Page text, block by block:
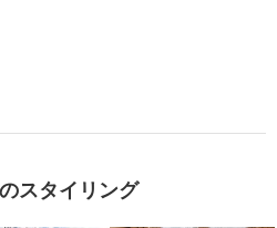
スタイリング